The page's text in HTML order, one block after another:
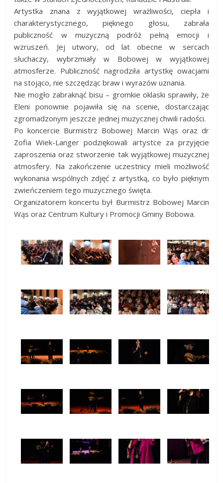
Artystka znana z wyjątkowej wrażliwości, ciepła i
charakterystycznego, pięknego głosu, zabrała
publiczność w muzyczną podróż pełną emocji i
wzruszeń. Jej utwory, od lat obecne w sercach
słuchaczy, wybrzmiały w Bobowej w wyjątkowej
atmosferze. Publiczność nagrodziła artystkę owacjami
na stojąco, nie szczędząc braw i wyrazów uznania.
Nie mogło zabraknąć bisu – gromkie oklaski sprawiły, że
Eleni ponownie pojawiła się na scenie, dostarczając
zgromadzonym jeszcze jednej muzycznej chwili radości.
Po koncercie Burmistrz Bobowej Marcin Wąs oraz dr
Zofia Wiek-Langer podziękowali artystce za przyjęcie
zaproszenia oraz stworzenie tak wyjątkowej muzycznej
atmosfery. Na zakończenie uczestnicy mieli możliwość
wykonania wspólnych zdjęć z artystką, co było pięknym
zwieńczeniem tego muzycznego święta.
Organizatorem koncertu był Burmistrz Bobowej Marcin
Wąs oraz Centrum Kultury i Promocji Gminy Bobowa.